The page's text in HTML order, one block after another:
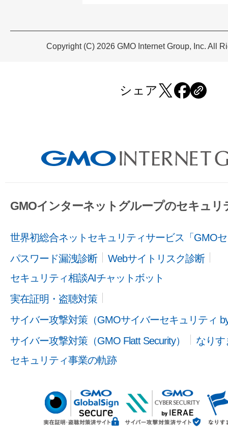
Copyright (C) 2026 GMO Internet Group, Inc. All
シェア
GMOインターネットグループのセキュリ
世界初総合ネットセキュリティサービス「GMO
パスワード漏洩診断
Webサイトリスク診断
セキュリティ相談AIチャットボット
実在証明・盗聴対策
サイバー攻撃対策（GMOサイバーセキュリティ
サイバー攻撃対策（GMO Flatt Security）
なりす
セキュリティ事業の軌跡